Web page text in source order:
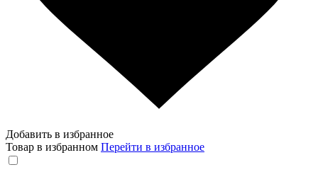
Добавить в избранное
Товар в избранном Перейти в избранное